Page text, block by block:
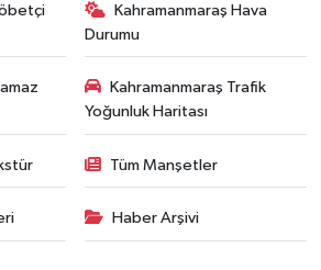
Kahramanmaraş Hava
Durumu
Kahramanmaraş Trafik
Yoğunluk Haritası
Tüm Manşetler
Haber Arşivi